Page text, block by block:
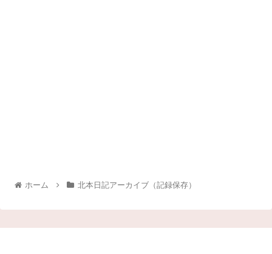
ホーム 北本日記アーカイブ（記録保存）